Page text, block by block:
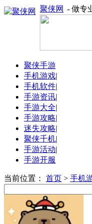
聚侠网 - 做专
聚侠手游
手机游戏|
手机软件|
手游资讯|
手游大全|
手游攻略|
迷失攻略|
聚侠千机|
手游活动|
手游开服
当前位置： 首页 > 手机